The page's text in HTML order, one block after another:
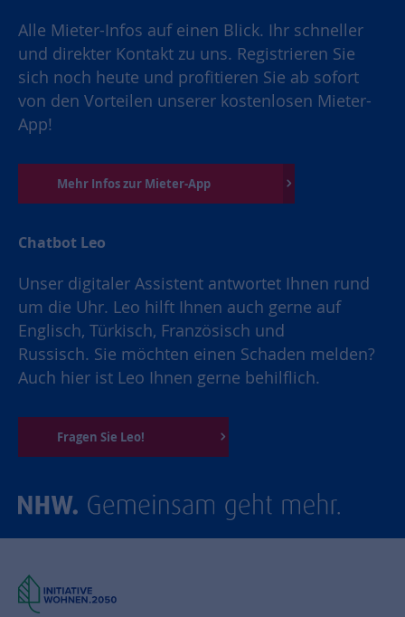
Alle Mieter-Infos auf einen Blick. Ihr schneller
und direkter Kontakt zu uns. Registrieren Sie
sich noch heute und profitieren Sie ab sofort
von den Vorteilen unserer kostenlosen Mieter-
App!
Mehr Infos zur Mieter-App
Chatbot Leo
Unser digitaler Assistent antwortet Ihnen rund
um die Uhr. Leo hilft Ihnen auch gerne auf
Englisch, Türkisch, Französisch und
Russisch. Sie möchten einen Schaden melden?
Auch hier ist Leo Ihnen gerne behilflich.
Fragen Sie Leo!